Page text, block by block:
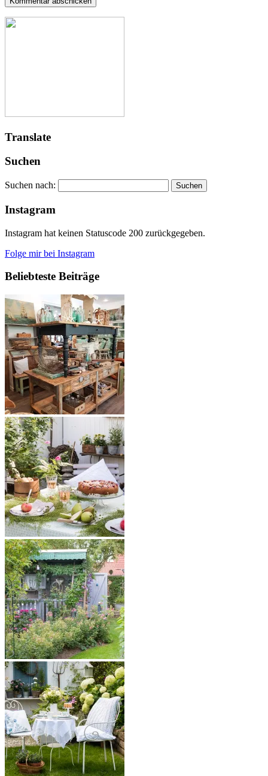
Translate
Suchen
Suchen nach:
Instagram
Instagram hat keinen Statuscode 200 zurückgegeben.
Folge mir bei Instagram
Beliebteste Beiträge